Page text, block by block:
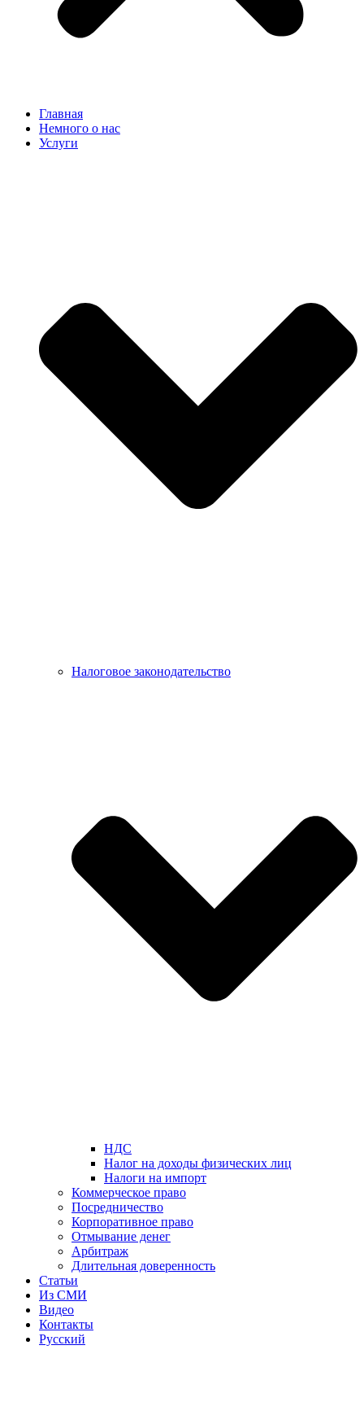
Главная
Немного о нас
Услуги
Налоговое законодательство
НДС
Налог на доходы физических лиц
Налоги на импорт
Коммерческое право
Посредничество
Корпоративное право
Отмывание денег
Арбитраж
Длительная доверенность
Статьи
Из СМИ
Видео
Контакты
Русский